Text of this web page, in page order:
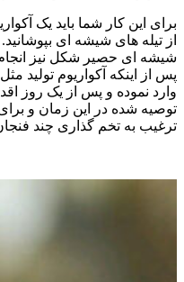
برای این کار شما باید یک
از تیله های شیشه ای بپوشانید.
شیشه ای حصیر شکل نیز
پس از اینکه آکواریوم تولید
وارد نموده و پس از یک روز
توصیه شده در این زمان و
ترغیب به تخم گذاری چند